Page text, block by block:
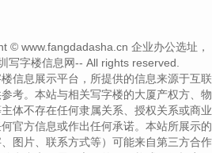
© www.fangdadasha.cn 企业办公选址，
写字楼信息网-- All rights reserved.
信息展示平台，所提供的信息来源于互联
考。本站与相关写字楼的大厦产权方、物
体不存在任何隶属关系、授权关系或商业
官方信息或作出任何承诺。本站所展示的
图片、联系方式等）可能来自第三方合作